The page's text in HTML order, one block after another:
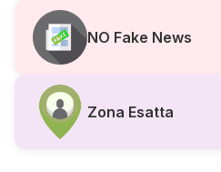
NO Fake News
Zona Esatta